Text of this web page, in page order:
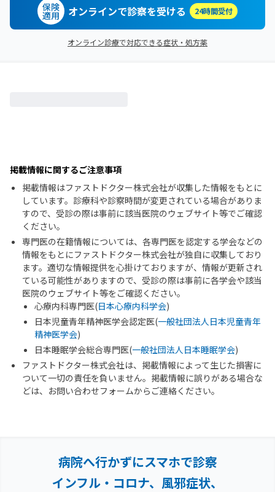
保険
適用 オンラインで診察を受ける 24時間受付
オンライン診療で対応できる症状・処方薬
掲載情報に関するご注意事項
掲載情報はファストドクター株式会社が収集した情報をもとに
しています。診療科や診察時間が変更されている場合がありま
すので、受診の際は事前に該当医院のウェブサイト等でご確認
ください。
専門医の在籍情報については、各専門医を認定する学会などの
情報をもとにファストドクター株式会社が独自に収集しており
ます。適切な情報提供を心掛けておりますが、情報が更新され
ている可能性がありますので、受診の際は事前に各学会や該当
医院のウェブサイト等をご確認ください。
心療内科専門医(日本心療内科学会)
日本児童青年精神医学会認定医(一般社団法人日本児童青年
精神医学会)
日本睡眠学会総合専門医(一般社団法人日本睡眠学会)
ファストドクター株式会社は、掲載情報によって生じた損害に
ついて一切の責任を負いません。掲載情報に誤りがある場合な
どは、お問い合わせフォームからご連絡ください。
病院へ行かずにスマホで診察
インフル・コロナ、風邪症状、